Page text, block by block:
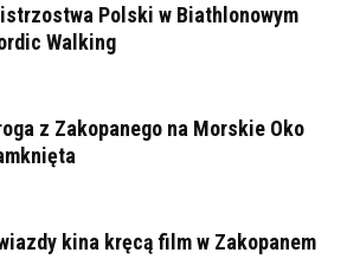
Polski w Biathlonowym
Walking
z Zakopanego na Morskie Oko
kina kręcą film w Zakopanem